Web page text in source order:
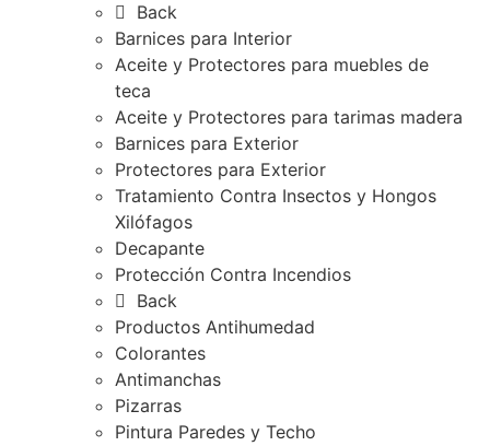
Back
Barnices para Interior
Aceite y Protectores para muebles de
teca
Aceite y Protectores para tarimas madera
Barnices para Exterior
Protectores para Exterior
Tratamiento Contra Insectos y Hongos
Xilófagos
Decapante
Protección Contra Incendios
Back
Productos Antihumedad
Colorantes
Antimanchas
Pizarras
Pintura Paredes y Techo